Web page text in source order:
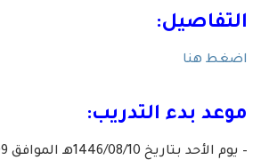
التفاصيل:
اضغط هنا
موعد بدء التدريب:
– يوم الأحد بتاريخ 1446/08/10هـ الموافق 2025/02/09م.